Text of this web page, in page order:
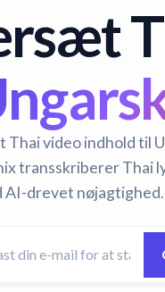
Thai video indhold til
transskriberer
AI-drevet nøjagtighed.